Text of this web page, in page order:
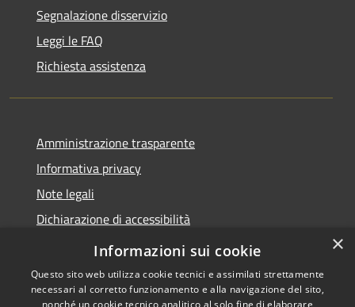
Segnalazione disservizio
Leggi le FAQ
Richiesta assistenza
Amministrazione trasparente
Informativa privacy
Note legali
Dichiarazione di accessibilità
Dichiarazione di accessibilità App Municipium
×
Informazioni sui cookie
Questo sito web utilizza cookie tecnici e assimilati strettamente
necessari al corretto funzionamento e alla navigazione del sito,
nonché un cookie tecnico analitico al solo fine di elaborare